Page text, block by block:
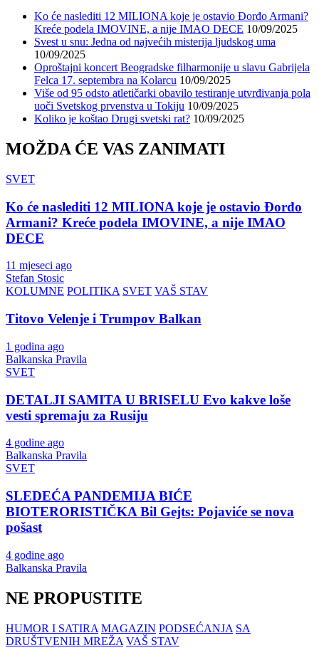
Ko će naslediti 12 MILIONA koje je ostavio Đorđo Armani?
Kreće podela IMOVINE, a nije IMAO DECE 10/09/2025
Svest u snu: Jedna od najvećih misterija ljudskog uma
10/09/2025
Oproštajni koncert Beogradske filharmonije u slavu Gabrijela
Felca 17. septembra na Kolarcu 10/09/2025
Više od 95 odsto atletičarki obavilo testiranje utvrđivanja pola
uoči Svetskog prvenstva u Tokiju 10/09/2025
Koliko je koštao Drugi svetski rat? 10/09/2025
MOŽDA ĆE VAS ZANIMATI
SVET
Ko će naslediti 12 MILIONA koje je ostavio Đorđo
Armani? Kreće podela IMOVINE, a nije IMAO
DECE
11 mjeseci ago
Stefan Stosic
KOLUMNE POLITIKA SVET VAŠ STAV
Titovo Velenje i Trumpov Balkan
1 godina ago
Balkanska Pravila
SVET
DETALJI SAMITA U BRISELU Evo kakve loše
vesti spremaju za Rusiju
4 godine ago
Balkanska Pravila
SVET
SLEDEĆA PANDEMIJA BIĆE
BIOTERORISTIČKA Bil Gejts: Pojaviće se nova
pošast
4 godine ago
Balkanska Pravila
NE PROPUSTITE
HUMOR I SATIRA MAGAZIN PODSEĆANJA SA
DRUŠTVENIH MREŽA VAŠ STAV